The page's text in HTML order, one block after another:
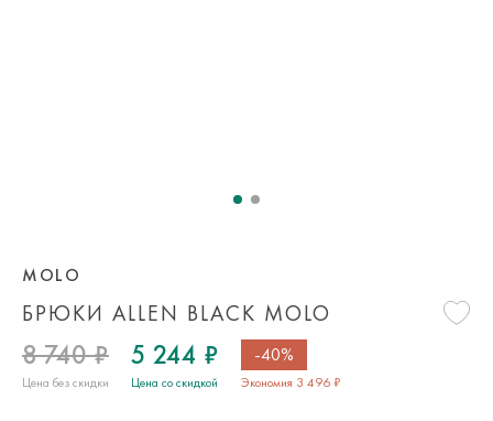
БРЮКИ ALLEN BLACK MOLO
MOLO
8 740 ₽
Цена без скидки
5 244 ₽
Цена со скидкой
-40%
Экономия 3 496 ₽